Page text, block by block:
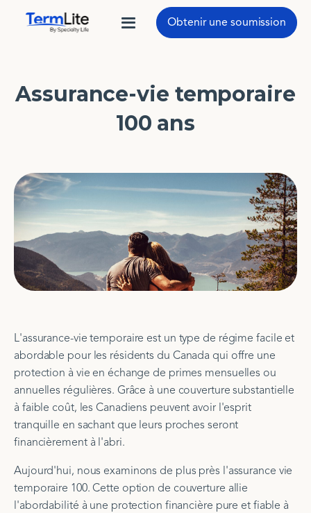
Obtenir une soumission
Assurance-vie temporaire
100 ans
L'assurance-vie temporaire est un type de régime facile et
abordable pour les résidents du Canada qui offre une
protection à vie en échange de primes mensuelles ou
annuelles régulières. Grâce à une couverture substantielle
à faible coût, les Canadiens peuvent avoir l'esprit
tranquille en sachant que leurs proches seront
financièrement à l'abri.
Aujourd'hui, nous examinons de plus près l'assurance vie
temporaire 100. Cette option de couverture allie
l'abordabilité à une protection financière pure et fiable à